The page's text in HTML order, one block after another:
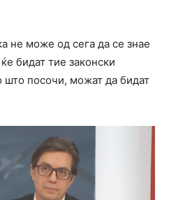
не може од сега да се знае
бидат тие законски
што посочи, можат да бидат